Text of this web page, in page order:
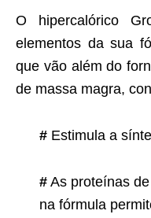
O hipercalórico
elementos da sua
que vão além do
de massa magra,
# Estimula a
# As proteínas
na fórmula